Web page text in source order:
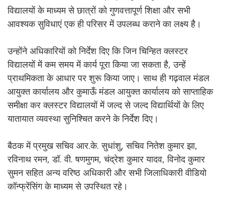
विद्यालयों के माध्यम से छात्रों को गुणवत्तापूर्ण शिक्षा और सभी
आवश्यक सुविधाएं एक ही परिसर में उपलब्ध कराने का लक्ष्य है।
उन्होंने अधिकारियों को निर्देश दिए कि जिन चिन्हित क्लस्टर
विद्यालयों में कम समय में कार्य पूरा किया जा सकता है, उन्हें
प्राथमिकता के आधार पर शुरू किया जाए। साथ ही गढ़वाल मंडल
आयुक्त कार्यालय और कुमाऊँ मंडल आयुक्त कार्यालय को साप्ताहिक
समीक्षा कर क्लस्टर विद्यालयों में जल्द से जल्द विद्यार्थियों के लिए
यातायात व्यवस्था सुनिश्चित करने के निर्देश दिए।
बैठक में प्रमुख सचिव आर.के. सुधांशु, सचिव नितेश कुमार झा,
रविनाथ रमन, डॉ. वी. षणमुगम, चंद्रेश कुमार यादव, विनोद कुमार
सुमन सहित अन्य वरिष्ठ अधिकारी और सभी जिलाधिकारी वीडियो
कॉन्फ्रेंसिंग के माध्यम से उपस्थित रहे।